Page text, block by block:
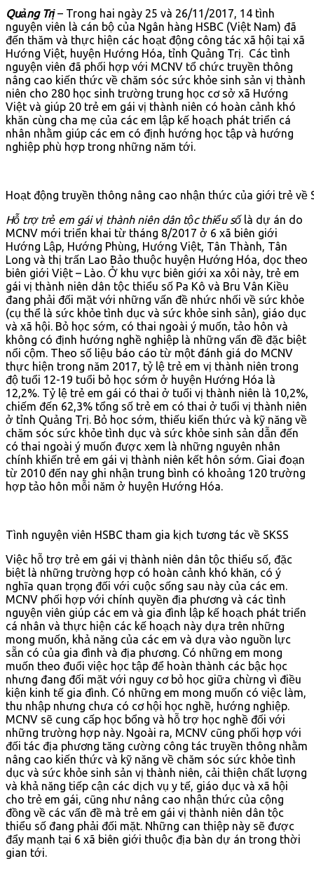
Quảng Trị– Trong hai ngày 25 và 26/11/2017, 14 tình
nguyện viên là cán bộ của Ngân hàng HSBC (Việt Nam) đã
đến thăm và thực hiện các hoạt động công tác xã hội tại xã
Hướng Việt, huyện Hướng Hóa, tỉnh Quảng Trị. Các tình
nguyện viên đã phối hợp với MCNV tổ chức truyền thông
nâng cao kiến thức về chăm sóc sức khỏe sinh sản vị thành
niên cho 280 học sinh trường trung học cơ sở xã Hướng
Việt và giúp 20 trẻ em gái vị thành niên có hoàn cảnh khó
khăn cùng cha mẹ của các em lập kế hoạch phát triển cá
nhân nhằm giúp các em có định hướng học tập và hướng
nghiệp phù hợp trong những năm tới.
Hoạt động truyền thông nâng cao nhận thức của giới trẻ về
Hỗ trợ trẻ em gái vị thành niên dân tộc thiểu sốlà dự án do
MCNV mới triển khai từ tháng 8/2017 ở 6 xã biên giới
Hướng Lập, Hướng Phùng, Hướng Việt, Tân Thành, Tân
Long và thị trấn Lao Bảo thuộc huyện Hướng Hóa, dọc theo
biên giới Việt – Lào. Ở khu vực biên giới xa xôi này, trẻ em
gái vị thành niên dân tộc thiểu số Pa Kô và Bru Vân Kiều
đang phải đối mặt với những vấn đề nhức nhối về sức khỏe
(cụ thể là sức khỏe tình dục và sức khỏe sinh sản), giáo dục
và xã hội. Bỏ học sớm, có thai ngoài ý muốn, tảo hôn và
không có định hướng nghề nghiệp là những vấn đề đặc biệt
nổi cộm. Theo số liệu báo cáo từ một đánh giá do MCNV
thực hiện trong năm 2017, tỷ lệ trẻ em vị thành niên trong
độ tuổi 12-19 tuổi bỏ học sớm ở huyện Hướng Hóa là
12,2%. Tỷ lệ trẻ em gái có thai ở tuổi vị thành niên là 10,2%,
chiếm đến 62,3% tổng số trẻ em có thai ở tuổi vị thành niên
ở tỉnh Quảng Trị. Bỏ học sớm, thiếu kiến thức và kỹ năng về
chăm sóc sức khỏe tình dục và sức khỏe sinh sản dẫn đến
có thai ngoài ý muốn được xem là những nguyên nhân
chính khiến trẻ em gái vị thành niên kết hôn sớm. Giai đoạn
từ 2010 đến nay ghi nhận trung bình có khoảng 120 trường
hợp tảo hôn mỗi năm ở huyện Hướng Hóa.
Tình nguyện viên HSBC tham gia kịch tương tác về SKSS
Việc hỗ trợ trẻ em gái vị thành niên dân tộc thiểu số, đặc
biệt là những trường hợp có hoàn cảnh khó khăn, có ý
nghĩa quan trọng đối với cuộc sống sau này của các em.
MCNV phối hợp với chính quyền địa phương và các tình
nguyện viên giúp các em và gia đình lập kế hoạch phát triển
cá nhân và thực hiện các kế hoạch này dựa trên những
mong muốn, khả năng của các em và dựa vào nguồn lực
sẵn có của gia đình và địa phương. Có những em mong
muốn theo đuổi việc học tập để hoàn thành các bậc học
nhưng đang đối mặt với nguy cơ bỏ học giữa chừng vì điều
kiện kinh tế gia đình. Có những em mong muốn có việc làm,
thu nhập nhưng chưa có cơ hội học nghề, hướng nghiệp.
MCNV sẽ cung cấp học bổng và hỗ trợ học nghề đối với
những trường hợp này. Ngoài ra, MCNV cũng phối hợp với
đối tác địa phương tăng cường công tác truyền thông nhằm
nâng cao kiến thức và kỹ năng về chăm sóc sức khỏe tình
dục và sức khỏe sinh sản vị thành niên, cải thiện chất lượng
và khả năng tiếp cận các dịch vụ y tế, giáo dục và xã hội
cho trẻ em gái, cũng như nâng cao nhận thức của cộng
đồng về các vấn đề mà trẻ em gái vị thành niên dân tộc
thiểu số đang phải đối mặt. Những can thiệp này sẽ được
đẩy mạnh tại 6 xã biên giới thuộc địa bàn dự án trong thời
gian tới.